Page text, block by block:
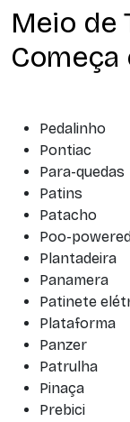
Meio de
Começa
Pedalinho
Pontiac
Para-quedas
Patins
Patacho
Poo-
Plantadeira
Panamera
Patinete
Plataforma
Panzer
Patrulha
Pinaça
Prebici